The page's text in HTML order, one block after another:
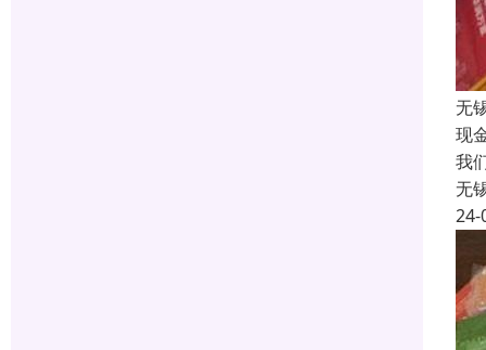
无
现
我
无
24-